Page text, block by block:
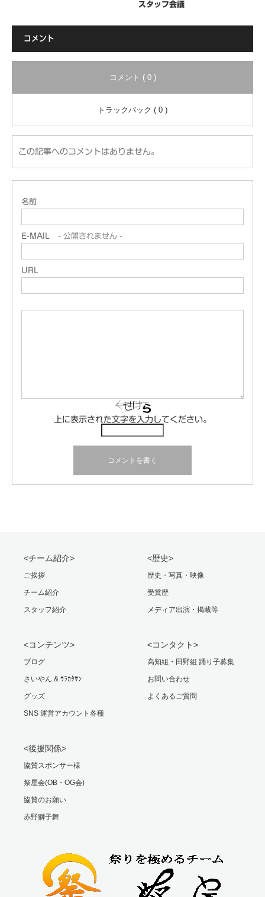
スタッフ会議
コメント
コメント ( 0 )
トラックバック ( 0 )
この記事へのコメントはありません。
名前
E-MAIL - 公開されません -
URL
上に表示された文字を入力してください。
<チーム紹介>
ご挨拶
チーム紹介
スタッフ紹介
<歴史>
歴史・写真・映像
受賞歴
メディア出演・掲載等
<コンテンツ>
ブログ
さいやん & ｳﾗｶﾀｻﾝ
グッズ
SNS 運営アカウント各種
<コンタクト>
高知組・田野組 踊り子募集
お問い合わせ
よくあるご質問
<後援関係>
協賛スポンサー様
祭屋会(OB・OG会)
協賛のお願い
赤野獅子舞